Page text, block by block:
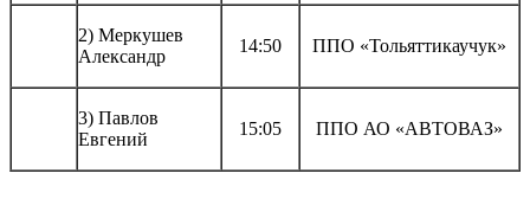
2) Меркушев
Александр
14:50 ППО «Тольяттикаучук»
3) Павлов
Евгений
15:05 ППО АО «АВТОВАЗ»